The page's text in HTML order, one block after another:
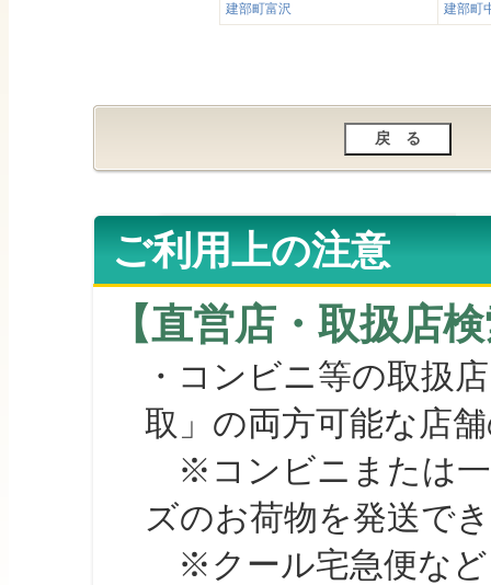
建部町富沢
建部町
ご利用上の注意
【直営店・取扱店
・コンビニ等の取扱
取」の両方可能な店
※コンビニまたは一
ズのお荷物を発送で
※クール宅急便など